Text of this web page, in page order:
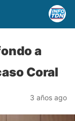
a
Coral
3 años ago